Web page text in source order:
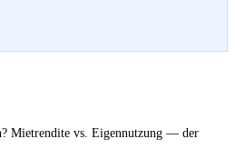
Mietrendite vs. Eigennutzung — der